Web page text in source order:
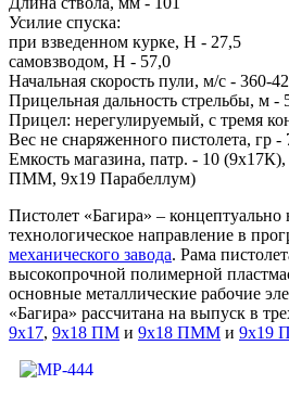
Усилие спуска:
при взведенном курке, Н - 27,5
самовзводом, Н - 57,0
Начальная скорость пули, м/с - 360-
Прицельная дальность стрельбы, м -
Прицел: нерегулируемый, с тремя
Вес не снаряженного пистолета, гр -
Емкость магазина, патр. - 10
ПММ, 9х19 Парабеллум)
Пистолет «Багира» – концептуально
технологическое направление в
механического завода. Рама
высокопрочной полимерной
основные металлические рабочие
«Багира» рассчитана на выпуск в
9х17, 9х18 ПМ и 9х18 ПММ и 9х19